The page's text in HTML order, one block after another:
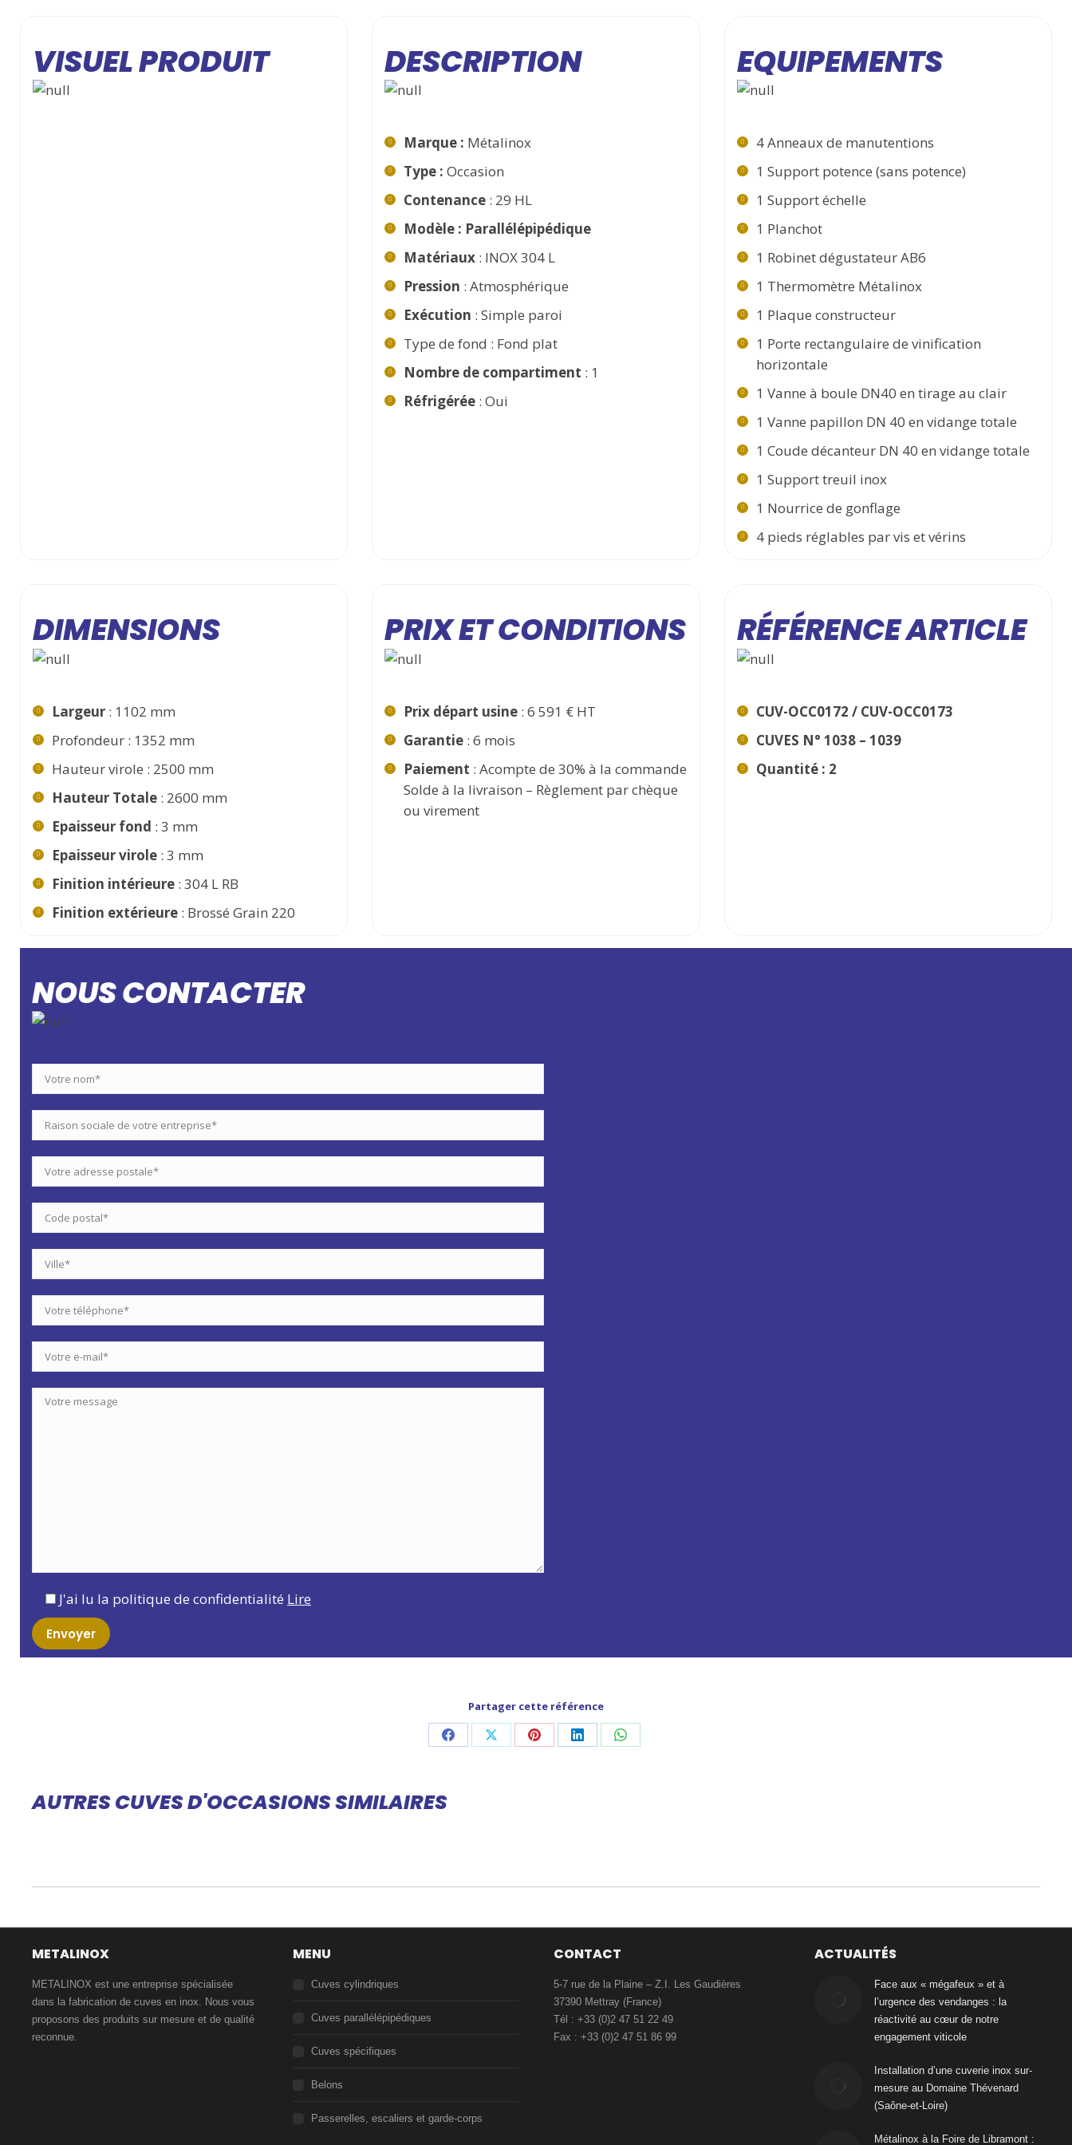
VISUEL PRODUIT DESCRIPTION
Marque : Métalinox
Type : Occasion
Contenance : 29 HL
Modèle : Parallélépipédique
Matériaux : INOX 304 L
Pression : Atmosphérique
Exécution : Simple paroi
Type de fond : Fond plat
Nombre de compartiment : 1
Réfrigérée : Oui
EQUIPEMENTS
4 Anneaux de manutentions
1 Support potence (sans potence)
1 Support échelle
1 Planchot
1 Robinet dégustateur AB6
1 Thermomètre Métalinox
1 Plaque constructeur
1 Porte rectangulaire de vinification
horizontale
1 Vanne à boule DN40 en tirage au clair
1 Vanne papillon DN 40 en vidange totale
1 Coude décanteur DN 40 en vidange totale
1 Support treuil inox
1 Nourrice de gonflage
4 pieds réglables par vis et vérins
DIMENSIONS
Largeur : 1102 mm
Profondeur : 1352 mm
Hauteur virole : 2500 mm
Hauteur Totale : 2600 mm
Epaisseur fond : 3 mm
Epaisseur virole : 3 mm
Finition intérieure : 304 L RB
Finition extérieure : Brossé Grain 220
PRIX ET CONDITIONS
Prix départ usine : 6 591 € HT
Garantie : 6 mois
Paiement : Acompte de 30% à la commande
Solde à la livraison – Règlement par chèque
ou virement
RÉFÉRENCE ARTICLE
CUV-OCC0172 / CUV-OCC0173
CUVES N° 1038 – 1039
Quantité : 2
NOUS CONTACTER
J'ai lu la politique de confidentialité Lire
Partager cette référence
PartagerPartagerPartagerPartagerPartager
AUTRES CUVES D'OCCASIONS SIMILAIRES
METALINOX
METALINOX est une entreprise spécialisée
dans la fabrication de cuves en inox. Nous vous
proposons des produits sur mesure et de qualité
reconnue.
MENU
Cuves cylindriques
Cuves parallélépipédiques
Cuves spécifiques
Belons
Passerelles, escaliers et garde-corps
CONTACT
5-7 rue de la Plaine – Z.I. Les Gaudières
37390 Mettray (France)
Tél : +33 (0)2 47 51 22 49
Fax : +33 (0)2 47 51 86 99
ACTUALITÉS
Face aux « mégafeux » et à
l’urgence des vendanges : la
réactivité au cœur de notre
engagement viticole
Installation d’une cuverie inox sur-
mesure au Domaine Thévenard
(Saône-et-Loire)
Métalinox à la Foire de Libramont :